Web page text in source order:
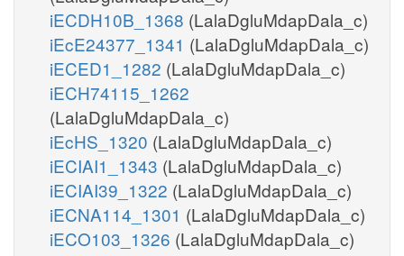
iECDH10B_1368 (LalaDgluMdapDala_c)
iEcE24377_1341 (LalaDgluMdapDala_c)
iECED1_1282 (LalaDgluMdapDala_c)
iECH74115_1262
(LalaDgluMdapDala_c)
iEcHS_1320 (LalaDgluMdapDala_c)
iECIAI1_1343 (LalaDgluMdapDala_c)
iECIAI39_1322 (LalaDgluMdapDala_c)
iECNA114_1301 (LalaDgluMdapDala_c)
iECO103_1326 (LalaDgluMdapDala_c)